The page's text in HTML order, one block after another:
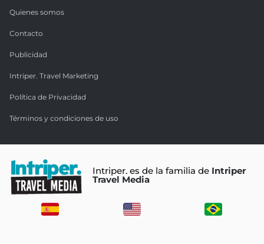
Quienes somos
Contacto
Publicidad
Intriper. Travel Marketing
Política de Privacidad
Términos y condiciones de uso
Intriper. es de la familia de Intriper
Travel Media